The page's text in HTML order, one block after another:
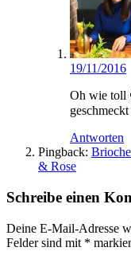
19/11/2016
Oh wie toll
Antworten
Pingback:
& Rose
Schreibe einen
Deine E-Mail-Adresse
Felder sind mit *